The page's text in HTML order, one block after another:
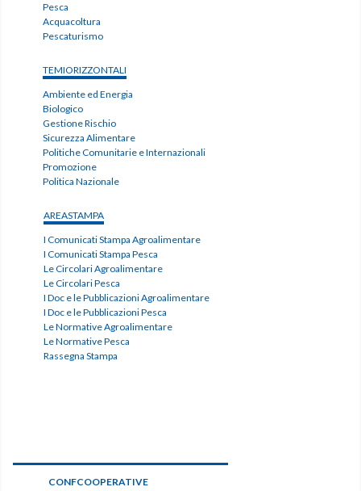
CONFCOOPERATIVE
Pesca
Acquacoltura
Pescaturismo
TEMIORIZZONTALI
Ambiente ed Energia
Biologico
Gestione Rischio
Sicurezza Alimentare
Politiche Comunitarie e Internazionali
Promozione
Politica Nazionale
AREASTAMPA
I Comunicati Stampa Agroalimentare
I Comunicati Stampa Pesca
Le Circolari Agroalimentare
Le Circolari Pesca
I Doc e le Pubblicazioni Agroalimentare
I Doc e le Pubblicazioni Pesca
Le Normative Agroalimentare
Le Normative Pesca
Rassegna Stampa